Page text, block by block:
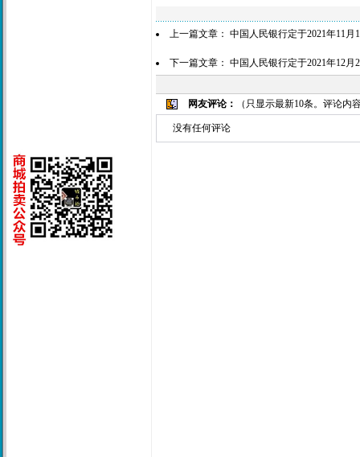
上一篇文章： 中国人民银行定于2021年11
下一篇文章： 中国人民银行定于2021年12
网友评论： （只显示最新10条。评论
没有任何评论